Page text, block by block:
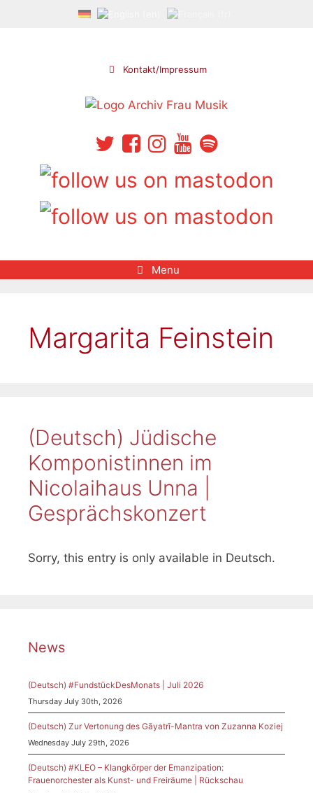
Kontakt/Impressum
Menu
Margarita Feinstein
(Deutsch) Jüdische
Komponistinnen im
Nicolaihaus Unna |
Gesprächskonzert
Sorry, this entry is only available in Deutsch.
News
(Deutsch) #FundstückDesMonats | Juli 2026
Thursday July 30th, 2026
(Deutsch) Zur Vertonung des Gāyatrī-Mantra von Zuzanna Koziej
Wednesday July 29th, 2026
(Deutsch) #KLEO – Klangkörper der Emanzipation:
Frauenorchester als Kunst- und Freiräume | Rückschau